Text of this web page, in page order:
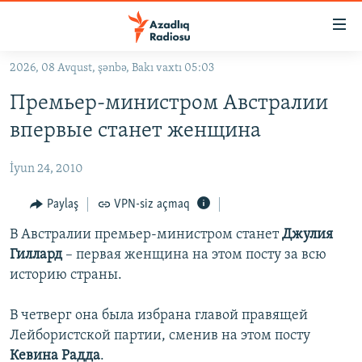
Əsas
qayıt
Əsas
naviqasiyaya
qayıt
#İZAHLA
KORRUPSIOMETR
#ƏSLINDƏ
FƏRQƏ BAX
QANUNI DOĞRU
ARAŞDIRMA
VIDEO
FOTOQALEREYA
RADIO ARXIV
OXU ZALI
HAQQIMIZDA
2026, 08 Avqust, şənbə, Bakı vaxtı 05:03
Премьер-министром Австралии
впервые станет женщина
İyun 24, 2010
Paylaş VPN-siz açmaq
В Австралии премьер-министром станетДжулия
Гиллард– первая женщина на этом посту за всю
историю страны.
В четверг она была избрана главой правящей
Лейбористской партии, сменив на этом посту
Кевина Радда.